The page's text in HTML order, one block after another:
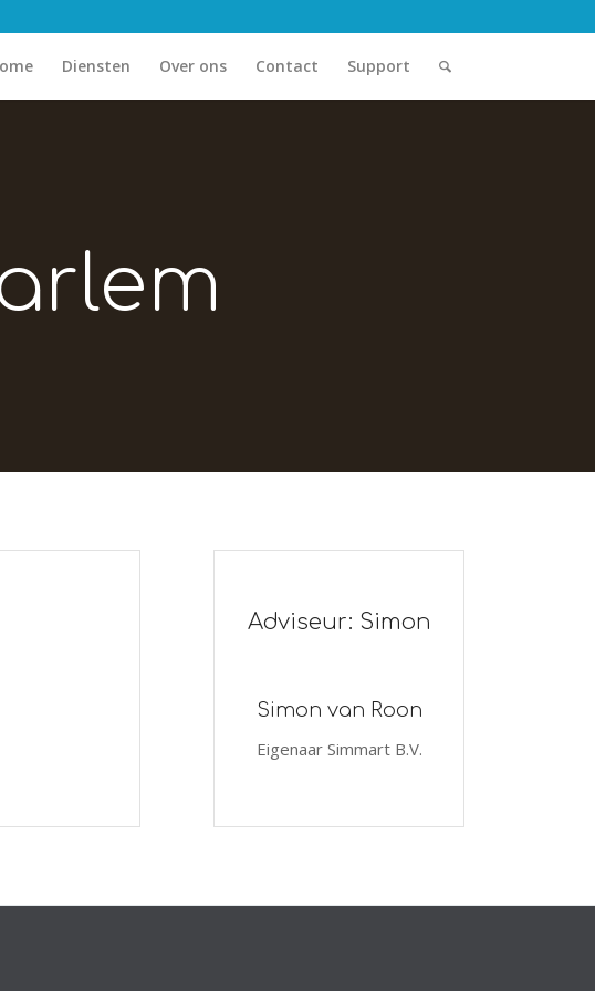
Diensten Over ons Contact Support
Adviseur: Simon
Simon van Roon
Eigenaar Simmart B.V.